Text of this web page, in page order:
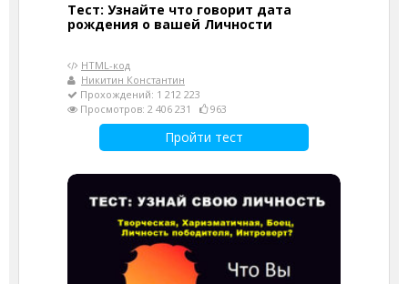
Тест: Узнайте что говорит дата
рождения о вашей Личности
HTML-код
Никитин Константин
Прохождений: 1 212 223
Просмотров: 2 406 231
963
Пройти тест